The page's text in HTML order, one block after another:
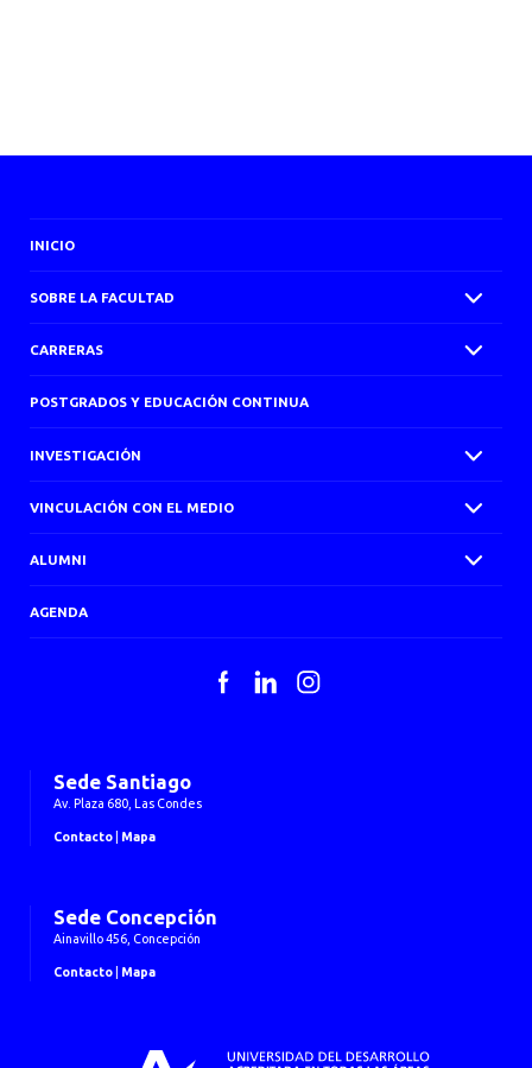
INICIO
SOBRE LA FACULTAD
CARRERAS
POSTGRADOS Y EDUCACIÓN CONTINUA
INVESTIGACIÓN
VINCULACIÓN CON EL MEDIO
ALUMNI
AGENDA
FacebookLinkedInInstagram
Sede Santiago
Av. Plaza 680, Las Condes
Contacto Mapa
Sede Concepción
Ainavillo 456, Concepción
Contacto Mapa